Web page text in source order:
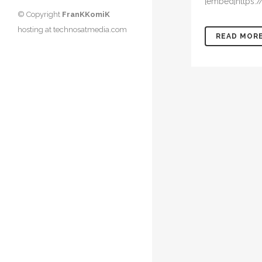
© Copyright FranKKomiK
hosting at technosatmedia.com
READ MORE